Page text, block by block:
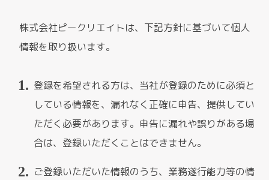
株式会社ピークリエイトは、下記方針に基づいて個人
情報を取り扱います。
登録を希望される方は、当社が登録のために必須と
している情報を、漏れなく正確に申告、提供してい
ただく必要があります。申告に漏れや誤りがある場
合は、登録いただくことはできません。
ご登録いただいた情報のうち、業務遂行能力等の情